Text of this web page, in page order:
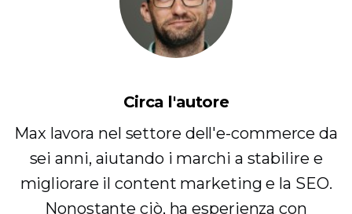
Circa l'autore
Max lavora nel settore dell'e-commerce da
sei anni, aiutando i marchi a stabilire e
migliorare il content marketing e la SEO.
Nonostante ciò, ha esperienza con